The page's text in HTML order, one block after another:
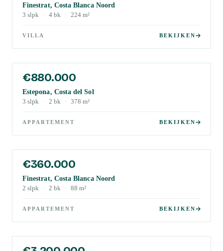
Finestrat, Costa Blanca Noord
3 slpk · 4 bk · 224 m²
VILLA BEKIJKEN
€880.000
Estepona, Costa del Sol
3 slpk · 2 bk · 378 m²
APPARTEMENT BEKIJKEN
€360.000
Finestrat, Costa Blanca Noord
2 slpk · 2 bk · 88 m²
APPARTEMENT BEKIJKEN